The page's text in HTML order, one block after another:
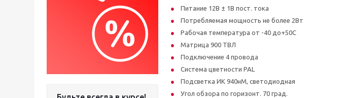
Питание 12В ± 1В пост. тока
Потребляемая мощность не более 2Вт
Рабочая температура от -40 до+50С
Матрица 900 ТВЛ
Подключение 4 провода
Система цветности PAL
Подсветка ИК 940нМ, светодиодная
Угол обзора по горизонт. 70 град.